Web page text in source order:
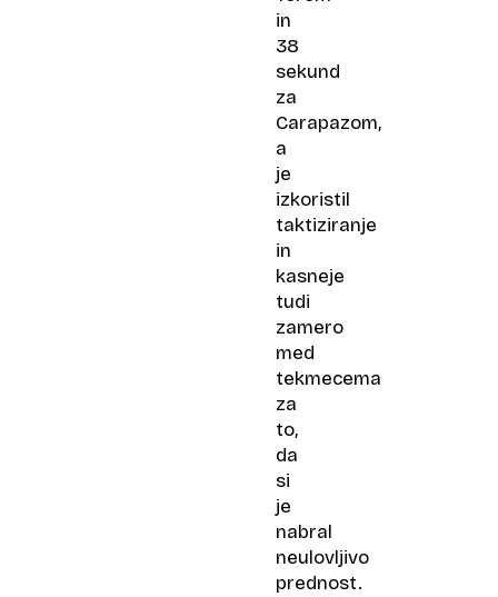
in
38
sekund
za
Carapazom,
a
je
izkoristil
taktiziranje
in
kasneje
tudi
zamero
med
tekmecema
za
to,
da
si
je
nabral
neulovljivo
prednost.